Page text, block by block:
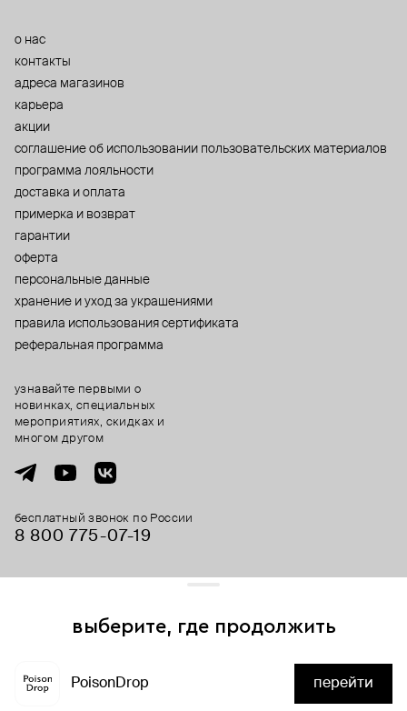
о нас
контакты
адреса магазинов
карьера
акции
cоглашение об использовании пользовательских материалов
программа лояльности
доставка и оплата
примерка и возврат
гарантии
оферта
персональные данные
хранение и уход за украшениями
правила использования сертификата
реферальная программа
бесплатный звонок по России
8 800 775⁠-07⁠-19
узнавайте первыми о
новинках, специальных
мероприятиях, скидках и
многом другом
выберите, где продолжить
PoisonDrop перейти
и сервисы аналитики. Продолжая его использование,
вы соглашаетесь с нашим